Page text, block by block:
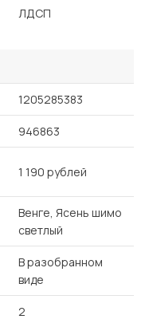
ЛДСП
1205285383
946863
1 190 рублей
Венге, Ясень шимо
светлый
В разобранном
виде
2